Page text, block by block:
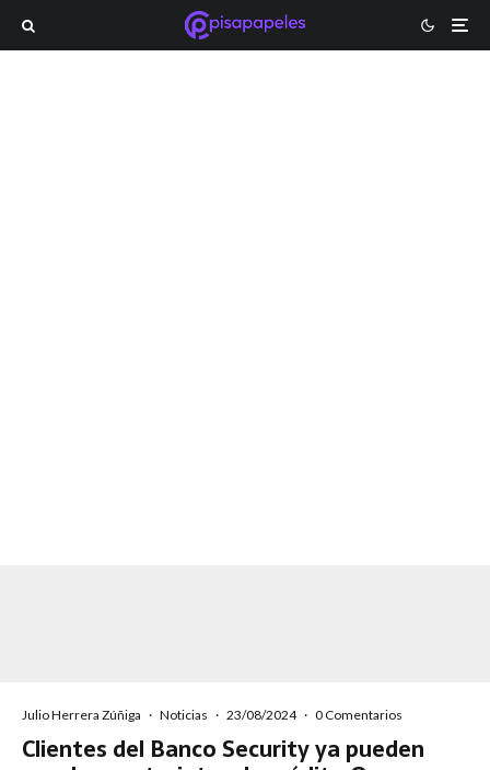
Julio Herrera Zúñiga · Noticias · 23/08/2024 · 0 Comentarios
Clientes del Banco Security ya pueden